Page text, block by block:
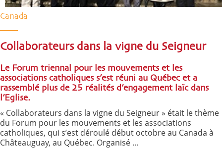
Canada
Collaborateurs dans la vigne du Seigneur
Le Forum triennal pour les mouvements et les
associations catholiques s’est réuni au Québec et a
rassemblé plus de 25 réalités d’engagement laïc dans
l’Eglise.
« Collaborateurs dans la vigne du Seigneur » était le thème
du Forum pour les mouvements et les associations
catholiques, qui s’est déroulé début octobre au Canada à
Châteauguay, au Québec. Organisé ...